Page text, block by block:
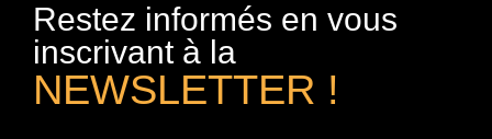
Restez informés en vous
inscrivant à la
NEWSLETTER !